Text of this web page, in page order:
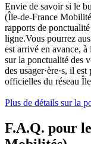
Envie de savoir si le
(Île-de-France
rapports de ponctualité
ligne.Vous pourrez
est arrivé en avance,
sur la ponctualité des
des usager·ère·s, il
officielles du réseau
Plus de détails sur la
F.A.Q. pour